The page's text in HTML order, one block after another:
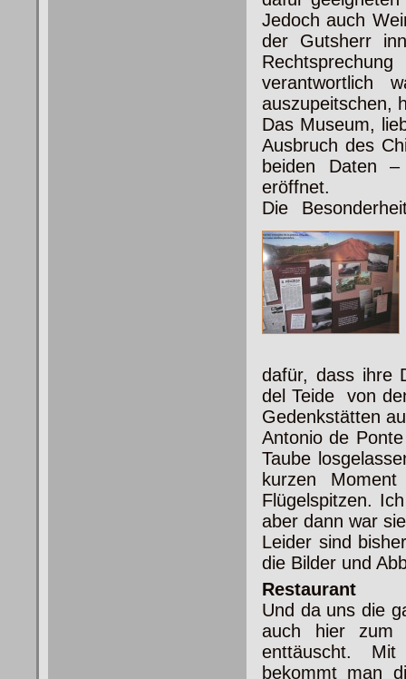
Jedoch auch
der Gutsherr
verantwortlich
auszupeitschen,
Das Museum,
Ausbruch des
beiden Daten
eröffnet.
Die
dafür, dass ihre
del Teide von
Gedenkstätten
Antonio de
Taube
kurzen
Flügelspitzen.
aber dann war
Leider sind
die Bilder und
Restaurant
Und da uns die
auch hier zum
enttäuscht.
bekommt man